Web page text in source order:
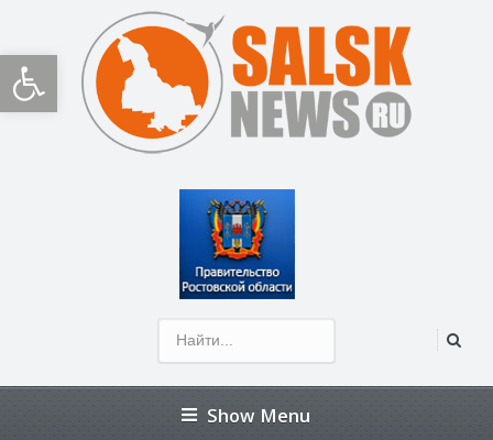
Открыть панель инструментов
Show Menu